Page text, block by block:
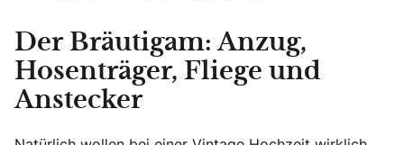
Der Bräutigam: Anzug,
Hosenträger, Fliege und
Anstecker